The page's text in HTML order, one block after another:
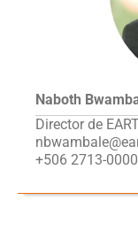
Naboth
Director de
+506 2713-0000